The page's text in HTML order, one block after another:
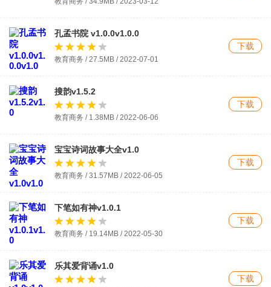
孔孟书院 v1.0.0v1.0.0
教育商务 / 27.5MB / 2022-07-01
下载
搜韵v1.5.2
教育商务 / 1.38MB / 2022-06-06
下载
宝宝诗词故事大全v1.0
教育商务 / 31.57MB / 2022-06-05
下载
下笔如有神v1.0.1
教育商务 / 19.14MB / 2022-05-30
下载
乐其爱背诵v1.0
下载